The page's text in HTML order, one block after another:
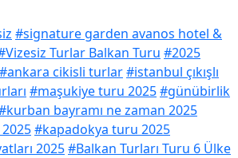
#signature garden avanos hotel &
Turlar Balkan Turu #2025
#ankara cikisli turlar#istanbul çıkışlı
#maşukiye turu 2025#günübirlik
bayramı ne zaman 2025
#kapadokya turu 2025
2025#Balkan Turları Turu 6 Ülke